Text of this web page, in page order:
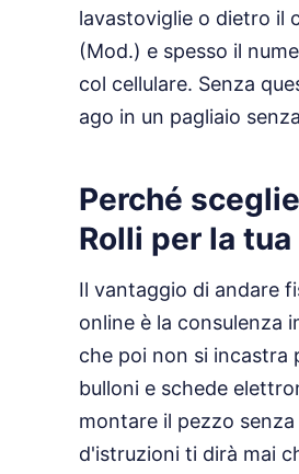
lavastoviglie o dietro il
(Mod.) e spesso il
col cellulare. Senza
ago in un pagliaio
Perché
Rolli per la
Il vantaggio di andare
online è la consulenza
che poi non si incastra
bulloni e schede
montare il pezzo
d'istruzioni ti dirà mai